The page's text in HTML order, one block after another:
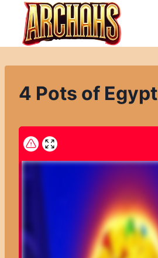
Přeskočit
obsah
4 Pots of Egypt